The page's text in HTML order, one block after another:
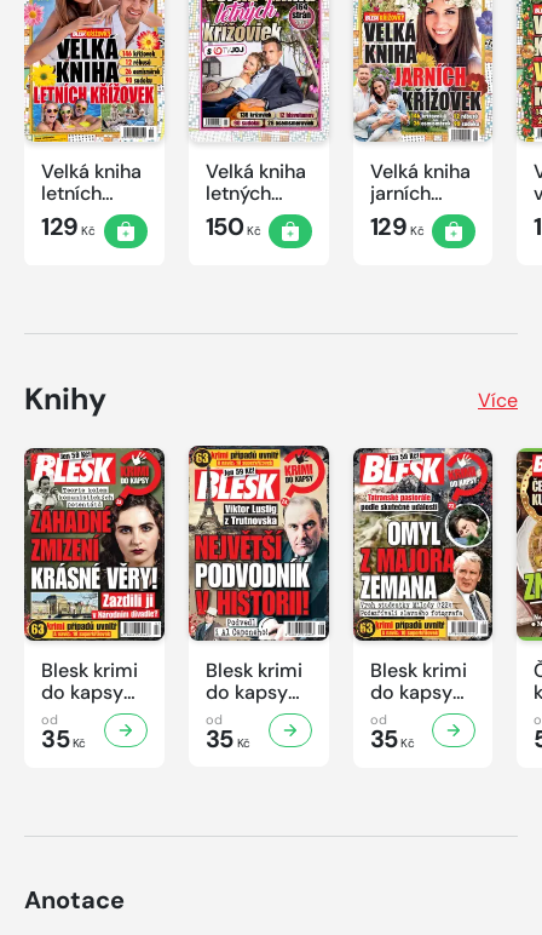
Velká kniha
letních
křížovek
2026
129 Kč
Velká kniha
letných
krížoviek s
TV JOJ
150Kč
Velká kniha
jarních
křížovek
2026
129 Kč
Knihy Více
Blesk krimi
do kapsy
č.7/2026
od
35Kč
Blesk krimi
do kapsy
č.6/2026
od
35Kč
Blesk krimi
do kapsy
č.5/2026
od
35Kč
Anotace